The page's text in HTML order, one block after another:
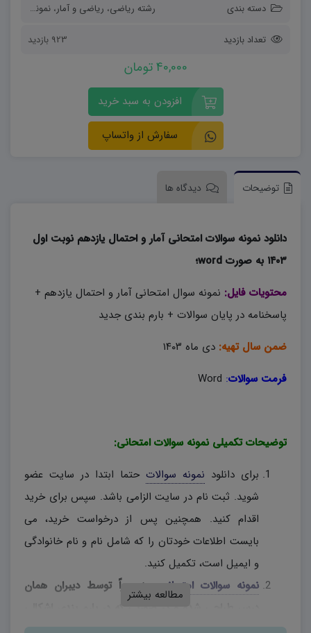
دسته بندی رشته ریاضی، ریاضی و آمار، نمونه سوالات
تعداد بازدید 923 بازدید
40,000 تومان
افزودن به سبد خرید
سفارش از واتساپ
توضیحات دیدگاه ها
دانلود نمونه سوالات امتحانی آمار و احتمال یازدهم نوبت اول
۱۴۰۳ به صورت word؛
محتویات فایل: نمونه سوال امتحانی آمار و احتمال یازدهم +
پاسخنامه در پایان سوالات + بارم بندی جدید
ضمن سال تهیه: دی ماه ۱۴۰۳
فرمت سوالات:
توضیحات تکمیلی نمونه سوالات امتحانی:
برای دانلود نمونه سوالات حتما ابتدا در سایت عضو
شوید. ثبت نام در سایت الزامی باشد. سپس برای خرید
اقدام کنید. همچنین پس از درخواست خرید، می
بایست اطلاعات خودتان را که شامل نام و نام خانوادگی
و ایمیل است، تکمیل کنید.
نمونه سوالات امتحانی
، منحصراً توسط دیبران همان
مطالعه بیشتر